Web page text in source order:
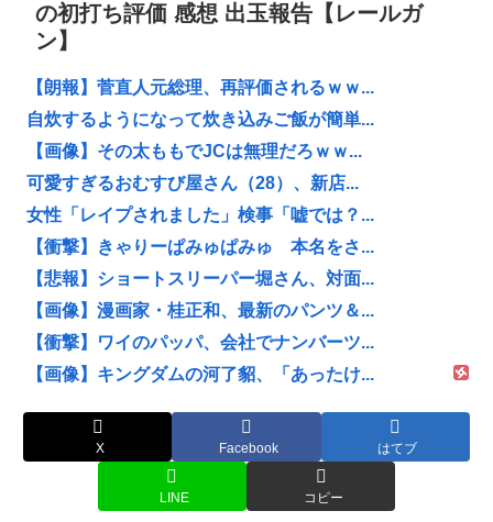
の初打ち評価 感想 出玉報告【レールガ
ン】
【朗報】菅直人元総理、再評価されるｗｗ...
自炊するようになって炊き込みご飯が簡単...
【画像】その太ももでJCは無理だろｗｗ...
可愛すぎるおむすび屋さん（28）、新店...
女性「レイプされました」検事「嘘では？...
【衝撃】きゃりーぱみゅぱみゅ 本名をさ...
【悲報】ショートスリーパー堀さん、対面...
【画像】漫画家・桂正和、最新のパンツ＆...
【衝撃】ワイのパッパ、会社でナンバーツ...
【画像】キングダムの河了貂、「あったけ...
X Facebook はてブ
LINE コピー